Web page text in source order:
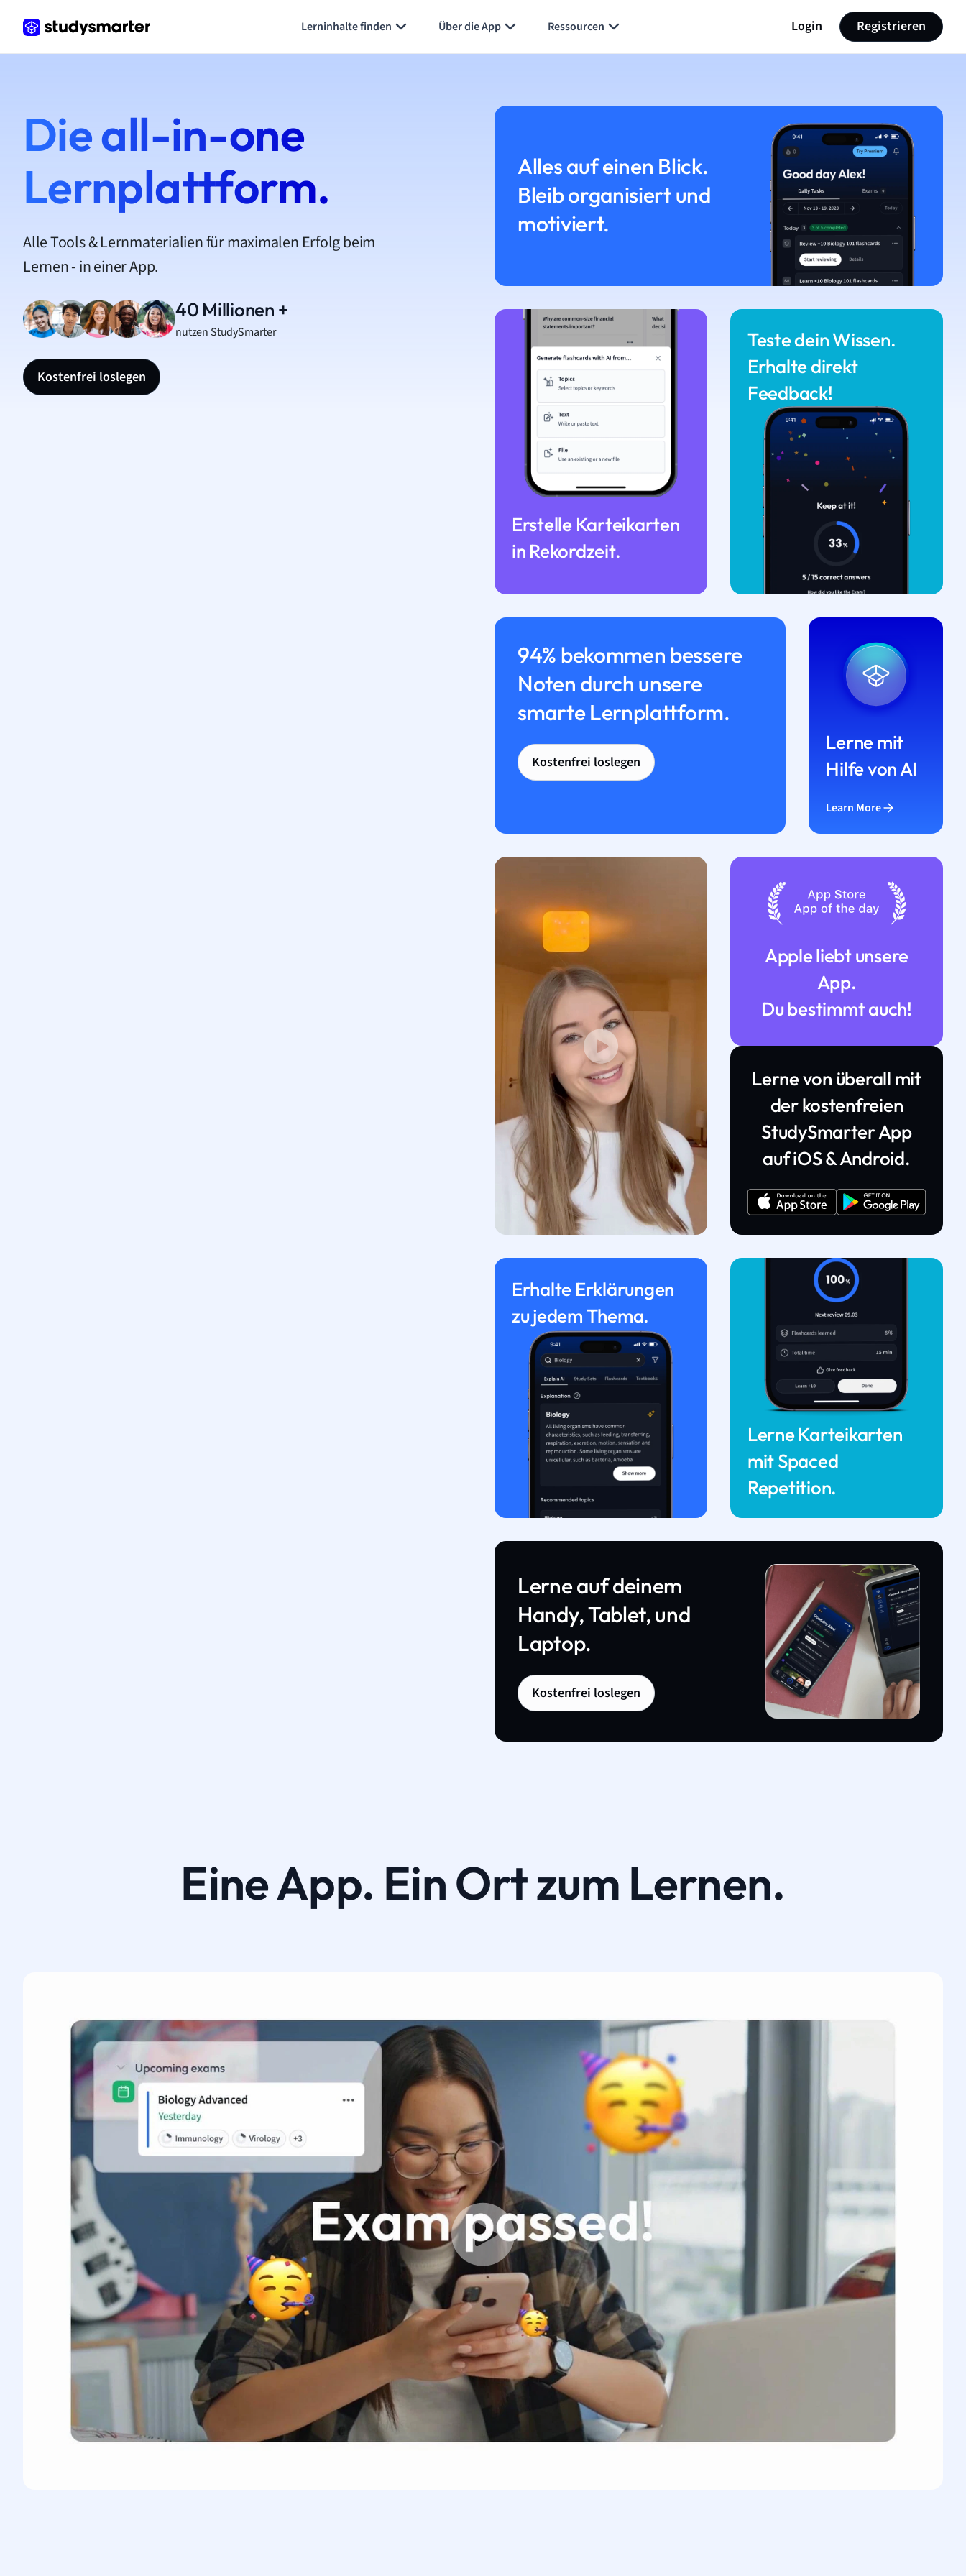
Lerninhalte finden Über die App Ressourcen Login Registrieren
Die all-in-one
Lernplattform.
Alle Tools & Lernmaterialien für maximalen Erfolg beim
Lernen - in einer App.
40 Millionen +
nutzen StudySmarter
Kostenfrei loslegen
Alles auf einen Blick.
Bleib organisiert und
motiviert.
Erstelle Karteikarten
in Rekordzeit.
Teste dein Wissen.
Erhalte direkt
Feedback!
94% bekommen bessere
Noten durch unsere
smarte Lernplattform.
Kostenfrei loslegen
Lerne mit
Hilfe von AI
Learn More
Apple liebt unsere
App.
Du bestimmt auch!
Lerne von überall mit
der kostenfreien
StudySmarter App
auf iOS & Android.
Erhalte Erklärungen
zu jedem Thema.
Lerne Karteikarten
mit Spaced
Repetition.
Lerne auf deinem
Handy, Tablet, und
Laptop.
Kostenfrei loslegen
Eine App. Ein Ort zum Lernen.